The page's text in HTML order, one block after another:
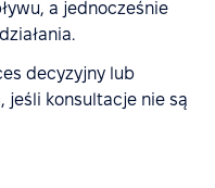
a jednocześnie
decyzyjny lub
jeśli konsultacje nie są